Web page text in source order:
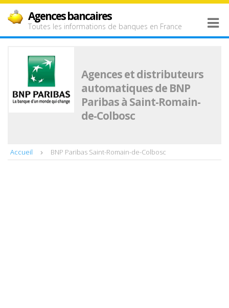
Agences bancaires
Toutes les informations de banques en France
Agences et distributeurs
automatiques de BNP
Paribas à Saint-Romain-
de-Colbosc
Accueil BNP Paribas Saint-Romain-de-Colbosc